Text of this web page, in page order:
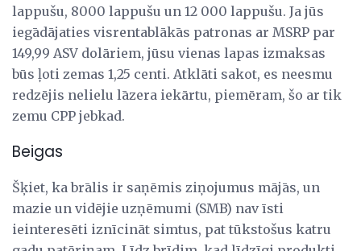
lappušu, 8000 lappušu un 12 000 lappušu. Ja jūs
iegādājaties visrentablākās patronas ar MSRP par
149,99 ASV dolāriem, jūsu vienas lapas izmaksas
būs ļoti zemas 1,25 centi. Atklāti sakot, es neesmu
redzējis nelielu lāzera iekārtu, piemēram, šo ar tik
zemu CPP jebkad.
Beigas
Šķiet, ka brālis ir saņēmis ziņojumus mājās, un
mazie un vidējie uzņēmumi (SMB) nav īsti
ieinteresēti iznīcināt simtus, pat tūkstošus katru